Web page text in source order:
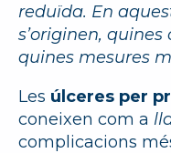
reduïda. En
s’originen,
quines mesures
Les úlceres per
coneixen com a
complicacions